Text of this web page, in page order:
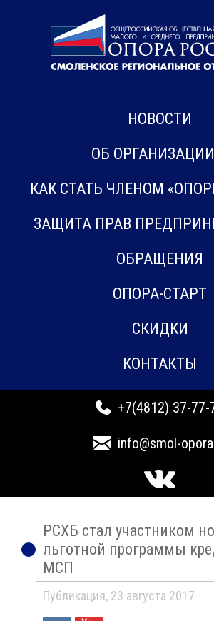
+7(4812) 37-77-
info@smol-
НОВОСТИ
ОБ ОРГАНИЗАЦИИ
КАК СТАТЬ ЧЛЕНОМ
ЗАЩИТА ПРАВ
ОБРАЩЕНИЯ
ОПОРА-СТАРТ
СКИДКИ
КОНТАКТЫ
РСХБ стал участником
льготной программы
МСП
Публикация, 23 августа 2017